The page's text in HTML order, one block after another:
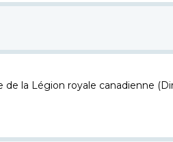
la Légion royale canadienne